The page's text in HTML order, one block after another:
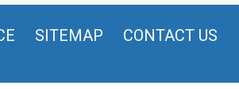
SITEMAP CONTACT US